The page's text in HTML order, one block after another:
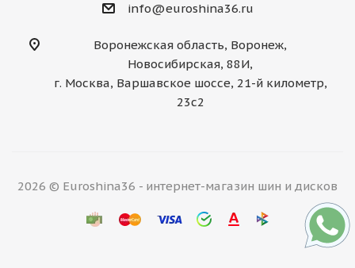
info@euroshina36.ru
Воронежская область, Воронеж,
Новосибирская, 88И,
г. Москва, Варшавское шоссе, 21-й километр,
23с2
2026 © Euroshina36 - интернет-магазин шин и дисков